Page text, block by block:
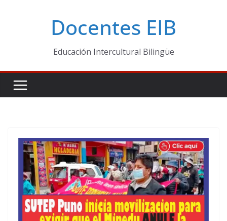
Docentes EIB
Educación Intercultural Bilingüe